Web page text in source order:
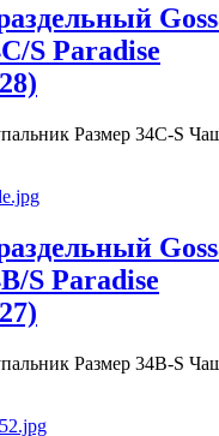
S Paradise
Размер 34C-S
S Paradise
Размер 34B-S